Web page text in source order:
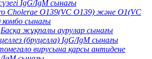
IgG/IgM сынағы
Cholerae O139(VC O139) және O1(VC
комбо сынағы
Басқа жұқпалы аурулар сынағы
(бруцелла) IgG/IgM сынағы
вирусына қарсы антидене